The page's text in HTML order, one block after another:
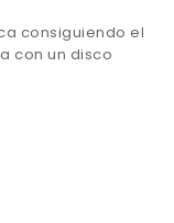
consiguiendo el
con un disco